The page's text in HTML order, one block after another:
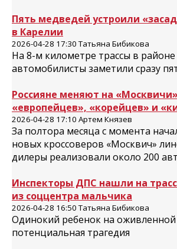
Пять медведей устроили
в Карелии
2026-04-28 17:30 Татьяна Бибикова
На 8-м километре трассы в
автомобилисты заметили сразу
Россияне меняют на
«европейцев», «корейцев» и
2026-04-28 17:10 Артем Князев
За полтора месяца с момента
новых кроссоверов «Москвич»
дилеры реализовали около 200
Инспекторы ДПС нашли на
из соццентра мальчика
2026-04-28 16:50 Татьяна Бибикова
Одинокий ребенок на оживленной
потенциальная трагедия